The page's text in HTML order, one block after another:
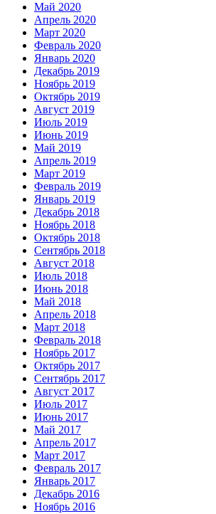
Май 2020
Апрель 2020
Март 2020
Февраль 2020
Январь 2020
Декабрь 2019
Ноябрь 2019
Октябрь 2019
Август 2019
Июль 2019
Июнь 2019
Май 2019
Апрель 2019
Март 2019
Февраль 2019
Январь 2019
Декабрь 2018
Ноябрь 2018
Октябрь 2018
Сентябрь 2018
Август 2018
Июль 2018
Июнь 2018
Май 2018
Апрель 2018
Март 2018
Февраль 2018
Ноябрь 2017
Октябрь 2017
Сентябрь 2017
Август 2017
Июль 2017
Июнь 2017
Май 2017
Апрель 2017
Март 2017
Февраль 2017
Январь 2017
Декабрь 2016
Ноябрь 2016